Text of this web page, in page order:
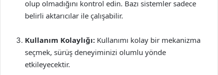
olup olmadığını kontrol edin. Bazı sistemler sadece
belirli aktarıcılar ile çalışabilir.
Kullanım Kolaylığı: Kullanımı kolay bir mekanizma
seçmek, sürüş deneyiminizi olumlu yönde
etkileyecektir.